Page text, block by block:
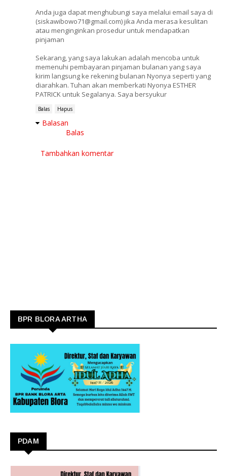
Anda juga dapat menghubungi saya melalui email saya di
(siskawibowo71@gmail.com) jika Anda merasa kesulitan
atau menginginkan prosedur untuk mendapatkan
pinjaman
Sekarang, yang saya lakukan adalah mencoba untuk
memenuhi pembayaran pinjaman bulanan yang saya
kirim langsung ke rekening bulanan Nyonya seperti yang
diarahkan. Tuhan akan memberkati Nyonya ESTHER
PATRICK untuk Segalanya. Saya bersyukur
Balas Hapus
Balasan
Balas
Tambahkan komentar
BPR BLORA ARTHA
PDAM